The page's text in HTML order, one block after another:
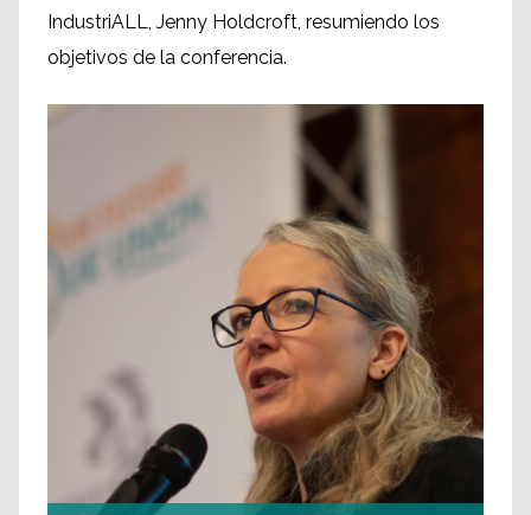
IndustriALL, Jenny Holdcroft, resumiendo los
objetivos de la conferencia.